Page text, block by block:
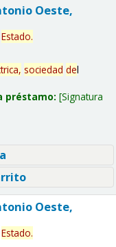
Oeste,
Estado.
sociedad del
préstamo: Signatura
Oeste,
Estado.